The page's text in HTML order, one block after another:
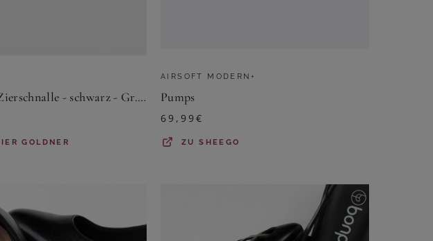
Pumps mit Zierschnalle - schwarz - Gr. 37 von Goldner Fashion
GOLDNER
AIRSOFT MODERN+
Pumps
69,99€
ZUSHEEGO